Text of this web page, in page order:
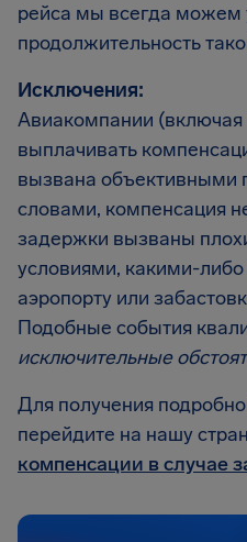
рейса мы всегда можем
продолжительность
Исключения:
Авиакомпании
выплачивать
вызвана
словами, компенсация
задержки вызваны
условиями, какими-
аэропорту или
Подобные события
исключительные
Для получения
перейдите на нашу
компенсации в случае